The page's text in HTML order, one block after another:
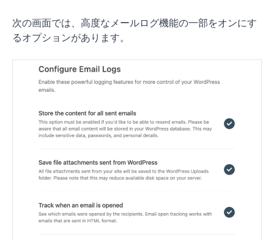
次の画面では、高度なメールログ機能の一部をオンにす
るオプションがあります。